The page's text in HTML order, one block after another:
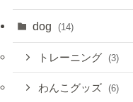
dog (14)
トレーニング (3)
わんこグッズ (6)